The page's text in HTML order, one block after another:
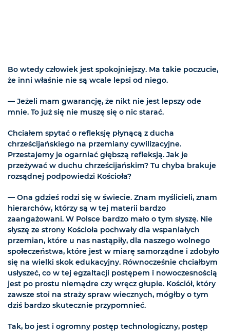
Bo wtedy człowiek jest spokojniejszy. Ma takie poczucie,
że inni właśnie nie są wcale lepsi od niego.
— Jeżeli mam gwarancję, że nikt nie jest lepszy ode
mnie. To już się nie muszę się o nic starać.
Chciałem spytać o refleksję płynącą z ducha
chrześcijańskiego na przemiany cywilizacyjne.
Przestajemy je ogarniać głębszą refleksją. Jak je
przeżywać w duchu chrześcijańskim? Tu chyba brakuje
rozsądnej podpowiedzi Kościoła?
— Ona gdzieś rodzi się w świecie. Znam myślicieli, znam
hierarchów, którzy są w tej materii bardzo
zaangażowani. W Polsce bardzo mało o tym słyszę. Nie
słyszę ze strony Kościoła pochwały dla wspaniałych
przemian, które u nas nastąpiły, dla naszego wolnego
społeczeństwa, które jest w miarę samorządne i zdobyło
się na wielki skok edukacyjny. Równocześnie chciałbym
usłyszeć, co w tej egzaltacji postępem i nowoczesnością
jest po prostu niemądre czy wręcz głupie. Kościół, który
zawsze stoi na straży spraw wiecznych, mógłby o tym
dziś bardzo skutecznie przypomnieć.
Tak, bo jest i ogromny postęp technologiczny, postęp